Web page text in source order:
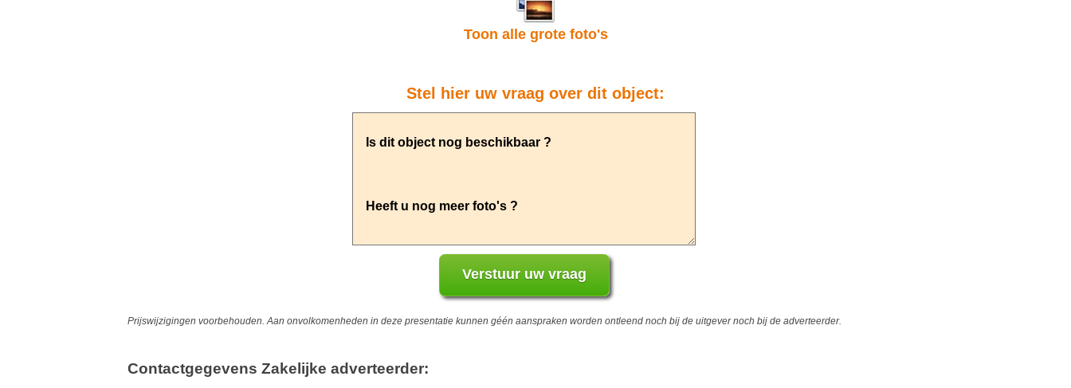
Toon alle grote foto's
Stel hier uw vraag over dit object:
Prijswijzigingen voorbehouden. Aan onvolkomenheden in deze presentatie kunnen géén aanspraken worden ontleend noch bij de uitgever noch bij de adverteerder.
Contactgegevens Zakelijke adverteerder: